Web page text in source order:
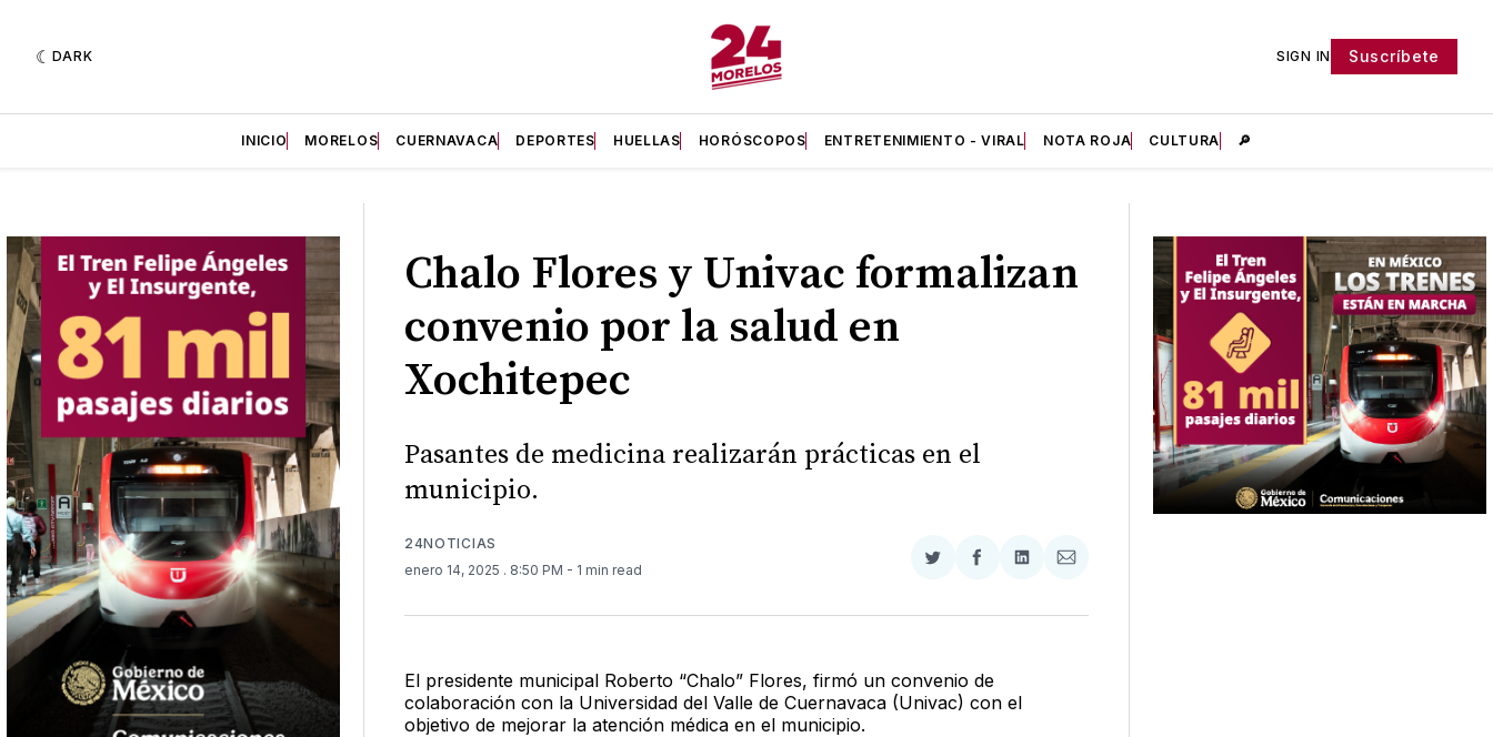
DARK SIGN IN Suscríbete
INICIO MORELOS CUERNAVACA DEPORTES HUELLAS HORÓSCOPOS ENTRETENIMIENTO - VIRAL NOTA ROJA CULTURA 🔎
Chalo Flores y Univac formalizan
convenio por la salud en
Xochitepec
Pasantes de medicina realizarán prácticas en el
municipio.
24NOTICIAS
enero 14, 2025 . 8:50 PM - 1 min read
Compartir
Twitter
Compartir
Facebook
Compartir
LinkedIn
Compartir
Email
El presidente municipal Roberto “Chalo” Flores, firmó un convenio de
colaboración con la Universidad del Valle de Cuernavaca (Univac) con el
objetivo de mejorar la atención médica en el municipio.